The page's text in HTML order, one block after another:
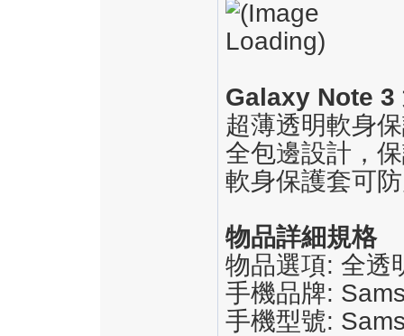
Galaxy Note 3
超薄透明軟身
全包邊設計，
軟身保護套可
物品詳細規格
物品選項: 全透
手機品牌:
手機型號: